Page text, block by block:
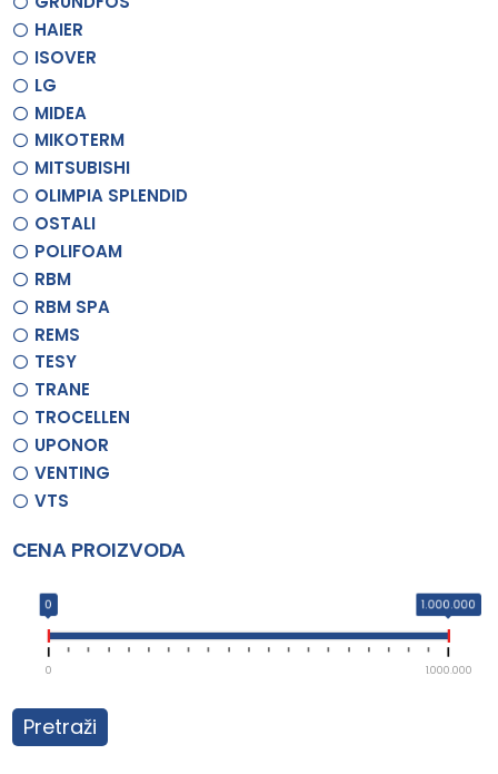
HAIER
ISOVER
LG
MIDEA
MIKOTERM
MITSUBISHI
OLIMPIA SPLENDID
OSTALI
POLIFOAM
RBM
RBM SPA
REMS
TESY
TRANE
TROCELLEN
UPONOR
VENTING
VTS
CENA PROIZVODA
0 1.000.000
0 1.000.000
Pretraži